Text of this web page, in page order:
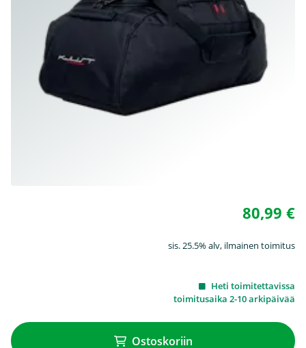
80,99 €
sis. 25.5% alv, ilmainen toimitus
Heti toimitettavissa
toimitusaika 2-10 arkipäivää
Ostoskoriin